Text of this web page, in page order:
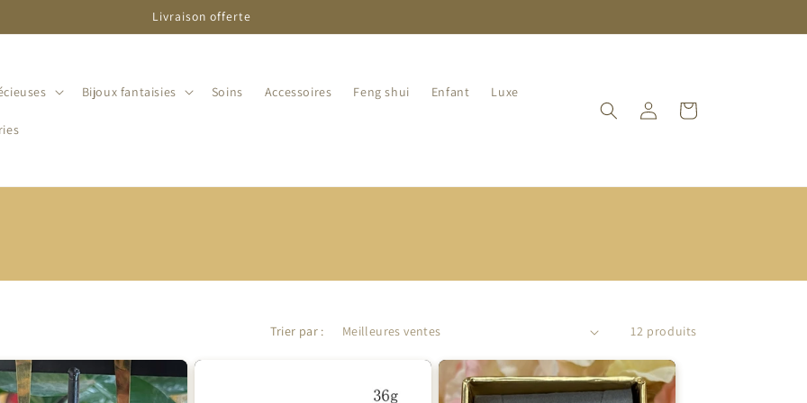
Livraison offerte
Bijoux fantaisies Soins Accessoires Feng shui Enfant Luxe
Connexion Panier
Trier par : 12 produits